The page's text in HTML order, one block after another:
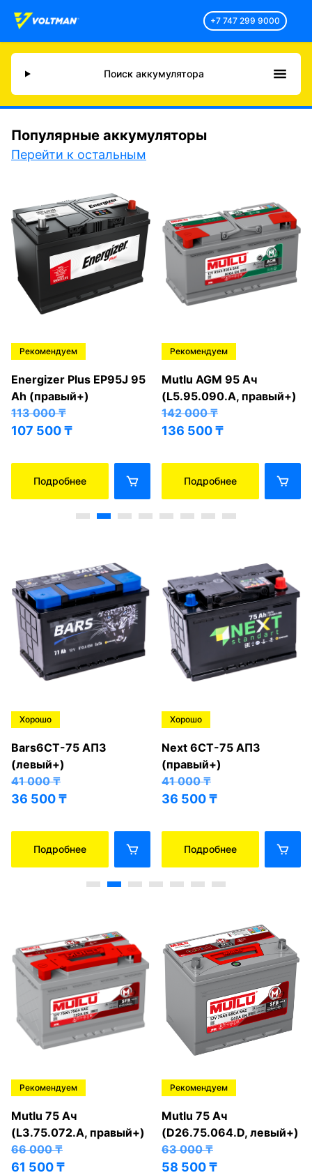
+7 747 299 9000
Поиск аккумулятора
Популярные аккумуляторы
Перейти к остальным
Рекомендуем
Energizer Plus EP95J 95
Ah (правый+)
113 000₸
107 500₸
Подробнее
Рекомендуем
Mutlu AGM 95 Ач
(L5.95.090.A, правый+)
142 000₸
136 500₸
Подробнее
Хорошо
Bars6СТ-75 АПЗ
(левый+)
41 000₸
36 500₸
Подробнее
Хорошо
Next 6СТ-75 АПЗ
(правый+)
41 000₸
36 500₸
Подробнее
Рекомендуем
Mutlu 75 Ач
(L3.75.072.A, правый+)
66 000₸
61 500₸
Рекомендуем
Mutlu 75 Ач
(D26.75.064.D, левый+)
63 000₸
58 500₸